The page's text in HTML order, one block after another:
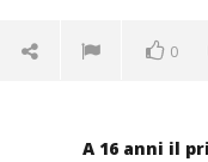
0
A 16 anni il